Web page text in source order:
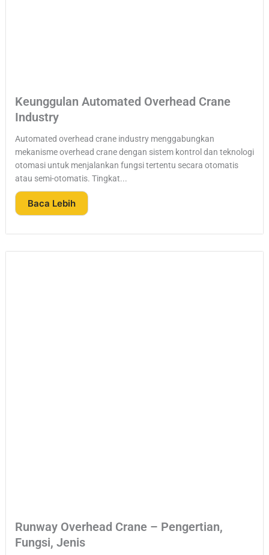
Keunggulan Automated Overhead Crane
Industry
Automated overhead crane industry menggabungkan
mekanisme overhead crane dengan sistem kontrol dan teknologi
otomasi untuk menjalankan fungsi tertentu secara otomatis
atau semi-otomatis. Tingkat...
Baca Lebih
Runway Overhead Crane – Pengertian,
Fungsi, Jenis